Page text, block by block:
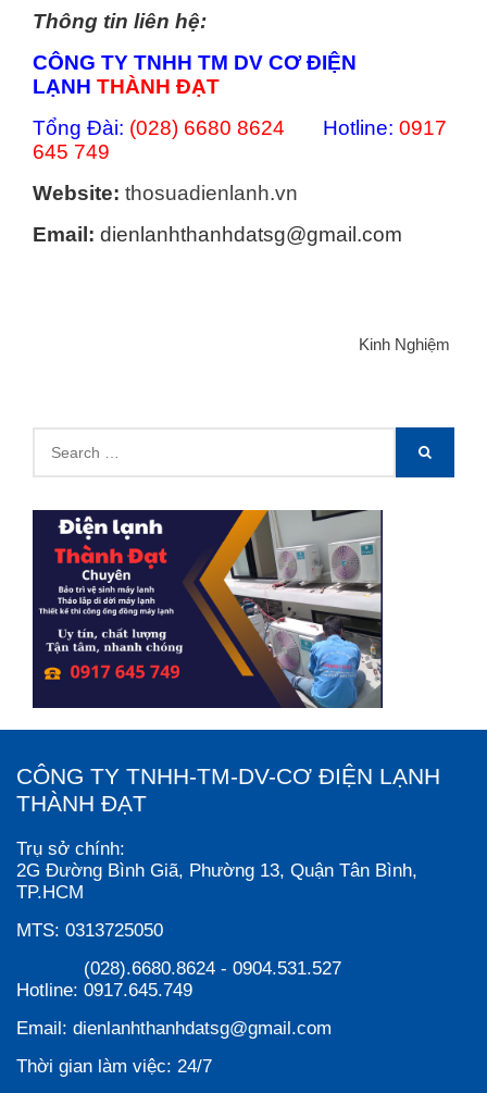
Thông tin liên hệ:
CÔNG TY TNHH TM DV CƠ ĐIỆN
LẠNH THÀNH ĐẠT
Tổng Đài: (028) 6680 8624 Hotline: 0917
645 749
Website: thosuadienlanh.vn
Email: dienlanhthanhdatsg@gmail.com
Kinh Nghiệm
for:
SEARCH
CÔNG TY TNHH-TM-DV-CƠ ĐIỆN LẠNH
THÀNH ĐẠT
Trụ sở chính:
2G Đường Bình Giã, Phường 13, Quận Tân Bình,
TP.HCM
MTS: 0313725050
Hotline:
(028).6680.8624 - 0904.531.527
0917.645.749
Email: dienlanhthanhdatsg@gmail.com
Thời gian làm việc: 24/7